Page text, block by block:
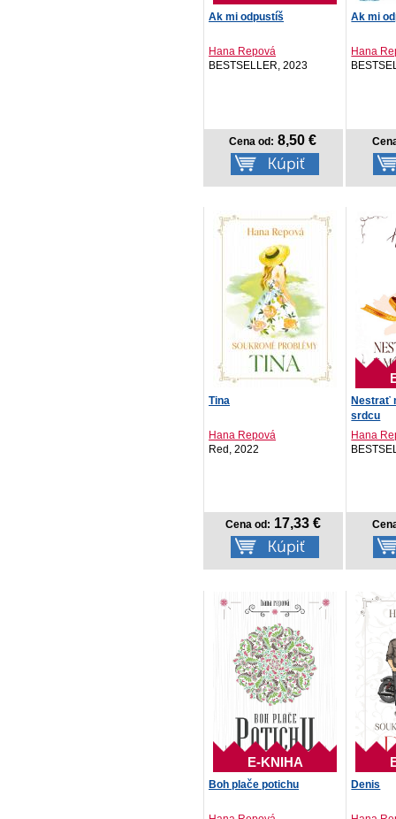
Ak mi odpustíš
Hana Repová
BESTSELLER, 2023
Cena od: 8,50 €
Ak mi
Hana
Tina
Hana Repová
Red, 2022
Cena od: 17,33 €
Nestrať
srdcu
Hana
E-KNIHA
Boh plače potichu Denis